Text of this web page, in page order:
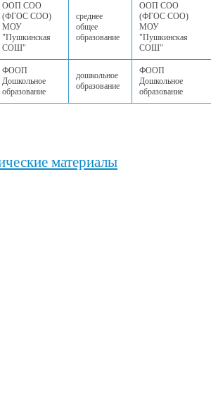
ООП СОО
(ФГОС СОО)
МОУ
"Пушкинская
СОШ"
среднее
общее
образование
ООП СОО
(ФГОС СОО)
МОУ
"Пушкинская
СОШ"
ФООП
Дошкольное
образование
дошкольное
образование
ФООП
Дошкольное
образование
материалы